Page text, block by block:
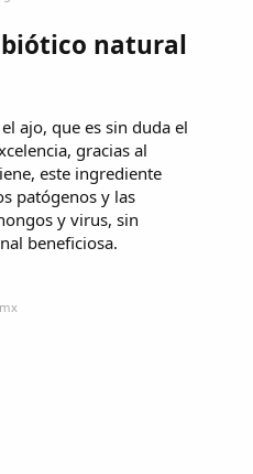
natural
ajo, que es sin duda el
gracias al
este ingrediente
patógenos y las
y virus, sin
beneficiosa.